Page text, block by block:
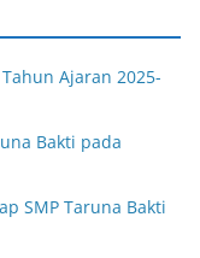
Ajaran 2025-
Bakti pada
SMP Taruna Bakti